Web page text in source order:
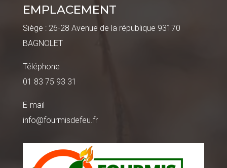
EMPLACEMENT
Siège : 26-28 Avenue de la république 93170
BAGNOLET
Téléphone
01 83 75 93 31
E-mail
info@fourmisdefeu.fr